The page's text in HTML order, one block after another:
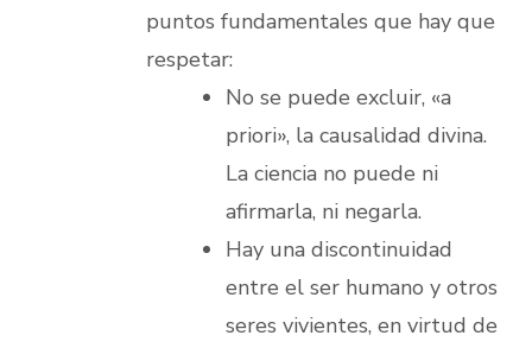
puntos fundamentales que hay que
respetar:
No se puede excluir, «a
priori», la causalidad divina.
La ciencia no puede ni
afirmarla, ni negarla.
Hay una discontinuidad
entre el ser humano y otros
seres vivientes, en virtud de